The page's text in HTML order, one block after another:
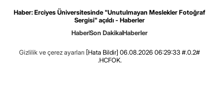
Haber: Erciyes Üniversitesinde "Unutulmayan Meslekler Fotoğraf
Sergisi" açıldı - Haberler
HaberSon DakikaHaberler
Gizlilik ve çerez ayarları [Hata Bildir] 06.08.2026 06:29:33 #.0.2#
.HCFOK.